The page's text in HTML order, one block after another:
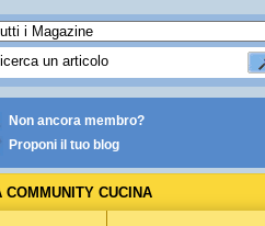
Non ancora membro?
Proponi il tuo blog
COMMUNITY CUCINA